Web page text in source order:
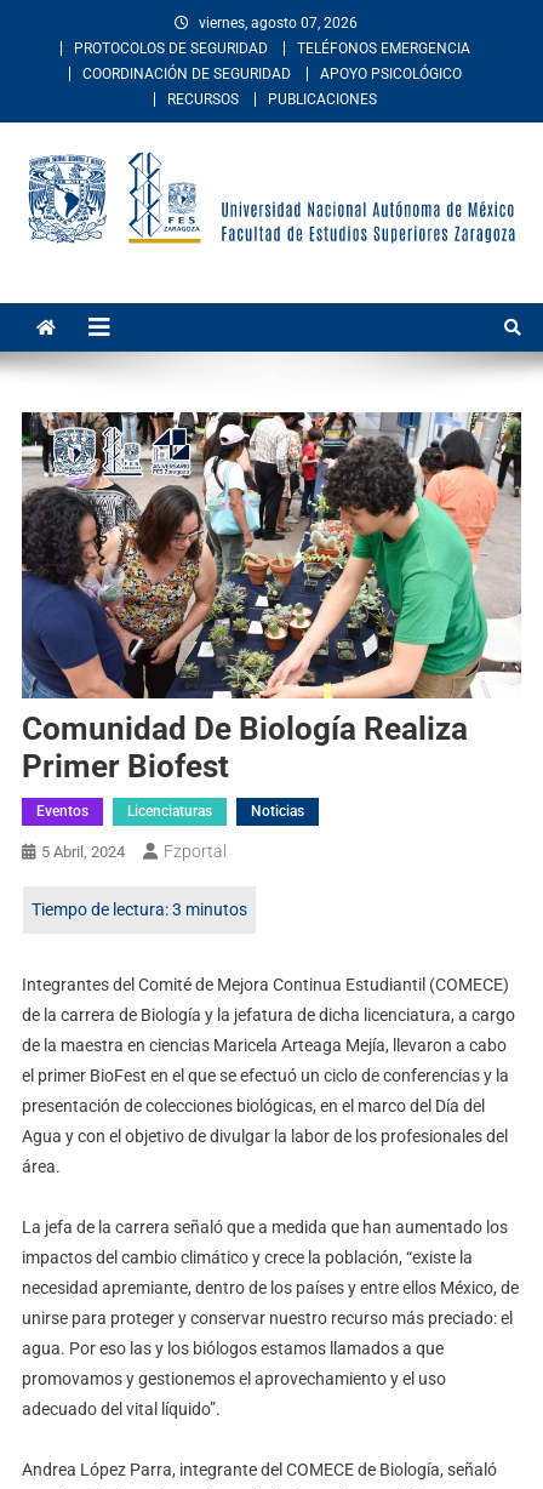
viernes, agosto 07, 2026
PROTOCOLOS DE SEGURIDAD
TELÉFONOS EMERGENCIA
COORDINACIÓN DE SEGURIDAD
APOYO PSICOLÓGICO
RECURSOS
PUBLICACIONES
Superiores Zaragoza
México. Imparte educación en los niveles de licenciatura y posgrado
en las áreas de las ciencias de la salud, sociales, del comportamiento,
Comunidad De Biología Realiza
Primer Biofest
Eventos Licenciaturas Noticias
5 Abril, 2024 Fzportal
Integrantes del Comité de Mejora Continua Estudiantil (COMECE)
de la carrera de Biología y la jefatura de dicha licenciatura, a cargo
de la maestra en ciencias Maricela Arteaga Mejía, llevaron a cabo
el primer BioFest en el que se efectuó un ciclo de conferencias y la
presentación de colecciones biológicas, en el marco del Día del
Agua y con el objetivo de divulgar la labor de los profesionales del
área.
La jefa de la carrera señaló que a medida que han aumentado los
impactos del cambio climático y crece la población, “existe la
necesidad apremiante, dentro de los países y entre ellos México, de
unirse para proteger y conservar nuestro recurso más preciado: el
agua. Por eso las y los biólogos estamos llamados a que
promovamos y gestionemos el aprovechamiento y el uso
adecuado del vital líquido”.
Andrea López Parra, integrante del COMECE de Biología, señaló